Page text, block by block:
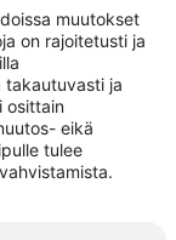
muutokset
on rajoitetusti ja
takautuvasti ja
osittain
eikä
tulee